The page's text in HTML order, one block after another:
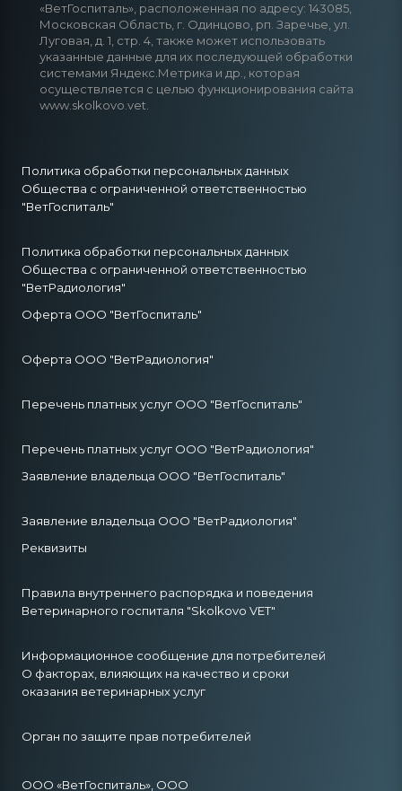
«ВетГоспиталь», расположенная по адресу: 143085,
Московская Область, г. Одинцово, рп. Заречье, ул.
Луговая, д. 1, стр. 4, также может использовать
указанные данные для их последующей обработки
системами Яндекс.Метрика и др., которая
осуществляется с целью функционирования сайта
www.skolkovo.vet.
Политика обработки персональных данных
Общества с ограниченной ответственностью
"ВетГоспиталь"
Политика обработки персональных данных
Общества с ограниченной ответственностью
"ВетРадиология"
Оферта ООО "ВетГоспиталь"
Оферта ООО "ВетРадиология"
Перечень платных услуг ООО "ВетГоспиталь"
Перечень платных услуг ООО "ВетРадиология"
Заявление владельца ООО "ВетГоспиталь"
Заявление владельца ООО "ВетРадиология"
Реквизиты
Правила внутреннего распорядка и поведения
Ветеринарного госпиталя "Skolkovo VET"
Информационное сообщение для потребителей
О факторах, влияющих на качество и сроки
оказания ветеринарных услуг
Орган по защите прав потребителей
ООО «ВетГоспиталь», ООО